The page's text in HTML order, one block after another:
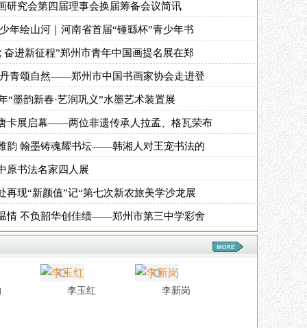
研究会第四届理事会换届筹备会议简讯
年绘山河｜河南省首届“锺繇杯”青少年书
奋进新征程”郑州市青年中国画提名展在郑
青颂自然——郑州市中国书画家协会走进登
“墨韵新春·艺润巩义”水墨艺术装置展
卡展启幕——两位非遗传承人拉孟、格瓦荣布
韵 翰墨铸魂耀书坛——韩湘人对王宠书法的
原书法名家四人展
再现“新颜值”记“第七次新农旅美学沙龙展
情 不负韶华创佳绩——郑州市第三中学彩舍
李玉红 李新岗